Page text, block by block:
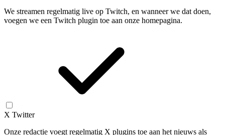
We streamen regelmatig live op Twitch, en wanneer we dat doen,
voegen we een Twitch plugin toe aan onze homepagina.
X Twitter
Onze redactie voegt regelmatig X plugins toe aan het nieuws als